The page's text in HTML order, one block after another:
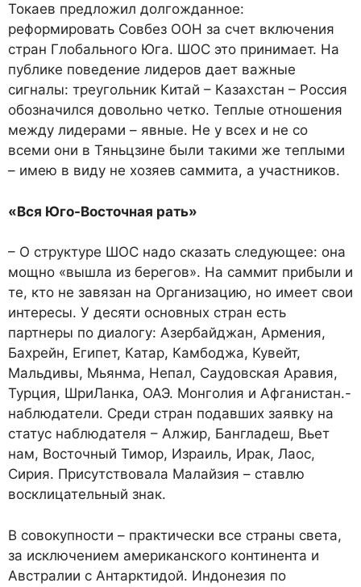
Токаев предложил долгожданное:
реформировать Совбез ООН за счет включения
стран Глобального Юга. ШОС это принимает. На
публике поведение лидеров дает важные
сигналы: треугольник Китай – Казахстан – Россия
обозначился довольно четко. Теплые отношения
между лидерами – явные. Не у всех и не со
всеми они в Тяньцзине были такими же теплыми
– имею в виду не хозяев саммита, а участников.
«Вся Юго-Восточная рать»
– О структуре ШОС надо сказать следующее: она
мощно «вышла из берегов». На саммит прибыли и
те, кто не завязан на Организацию, но имеет свои
интересы. У десяти основных стран есть
партнеры по диалогу: Азербайджан, Армения,
Бахрейн, Египет, Катар, Камбоджа, Кувейт,
Мальдивы, Мьянма, Непал, Саудовская Аравия,
Турция, ШриЛанка, ОАЭ. Монголия и Афганистан.-
наблюдатели. Среди стран подавших заявку на
статус наблюдателя – Алжир, Бангладеш, Вьет
нам, Восточный Тимор, Израиль, Ирак, Лаос,
Сирия. Присутствовала Малайзия – ставлю
восклицательный знак.
В совокупности – практически все страны света,
за исключением американского континента и
Австралии с Антарктидой. Индонезия по